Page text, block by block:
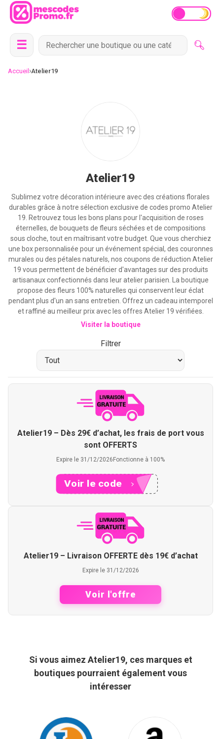
☰
Accueil ›Atelier19
Atelier19
Sublimez votre décoration intérieure avec des créations florales
durables grâce à notre sélection exclusive de codes promo Atelier
19. Retrouvez tous les bons plans pour l'acquisition de roses
éternelles, de bouquets de fleurs séchées et de compositions
sous cloche, tout en maîtrisant votre budget. Que vous cherchiez
une box personnalisée pour un événement spécial, des couronnes
murales ou des pétales naturels, nos coupons de réduction Atelier
19 vous permettent de bénéficier d'avantages sur des produits
artisanaux confectionnés dans leur atelier parisien. La boutique
propose des fleurs 100% naturelles qui conservent leur éclat
pendant plus d'un an sans entretien. Offrez un cadeau intemporel
et raffiné au meilleur prix avec les offres Atelier 19 vérifiées.
Visiter la boutique
Filtrer
Atelier19 – Dès 29€ d’achat, les frais de port vous
sont OFFERTS
Expire le 31/12/2026 Fonctionne à 100%
XXX06
Voir le code
Atelier19 – Livraison OFFERTE dès 19€ d’achat
Expire le 31/12/2026
Voir l'offre
Si vous aimez Atelier19, ces marques et
boutiques pourraient également vous
intéresser